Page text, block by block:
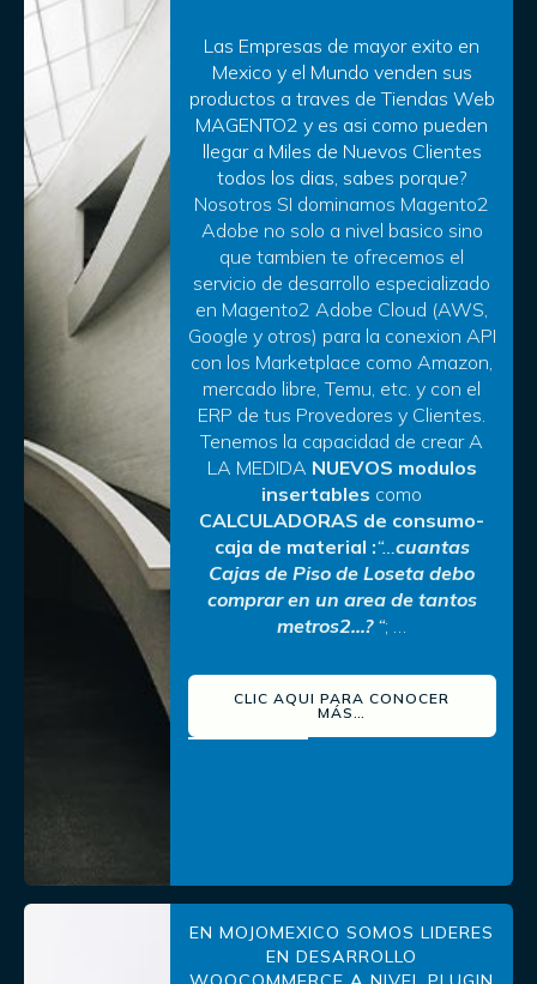
Las Empresas de mayor exito en
Mexico y el Mundo venden sus
productos a traves de Tiendas Web
MAGENTO2 y es asi como pueden
llegar a Miles de Nuevos Clientes
todos los dias, sabes porque?
Nosotros SI dominamos Magento2
Adobe no solo a nivel basico sino
que tambien te ofrecemos el
servicio de desarrollo especializado
en Magento2 Adobe Cloud (AWS,
Google y otros) para la conexion API
con los Marketplace como Amazon,
mercado libre, Temu, etc. y con el
ERP de tus Provedores y Clientes.
Tenemos la capacidad de crear A
LA MEDIDA NUEVOS modulos
insertables como
CALCULADORAS de consumo-
caja de material :“…cuantas
Cajas de Piso de Loseta debo
comprar en un area de tantos
metros2…?“; …
CLIC AQUI PARA CONOCER
MÁS…
EN MOJOMEXICO SOMOS LIDERES
EN DESARROLLO